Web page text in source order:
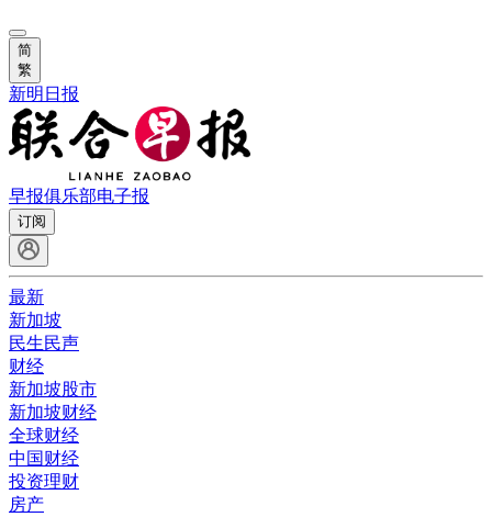
简
繁
新明日报
早报俱乐部电子报
订阅
最新
新加坡
民生民声
财经
新加坡股市
新加坡财经
全球财经
中国财经
投资理财
房产